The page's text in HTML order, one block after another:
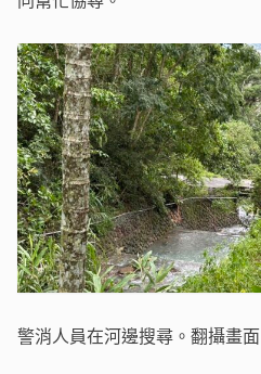
警消人員在河邊搜尋。翻攝畫面